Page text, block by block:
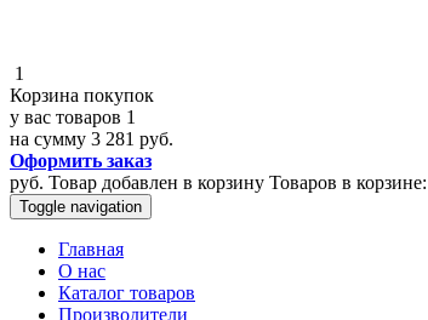
1
Корзина покупок
у вас товаров 1
на сумму 3 281 руб.
Оформить заказ
руб. Товар добавлен в корзину Товаров в корзине:
Toggle navigation
Главная
О нас
Каталог товаров
Производители